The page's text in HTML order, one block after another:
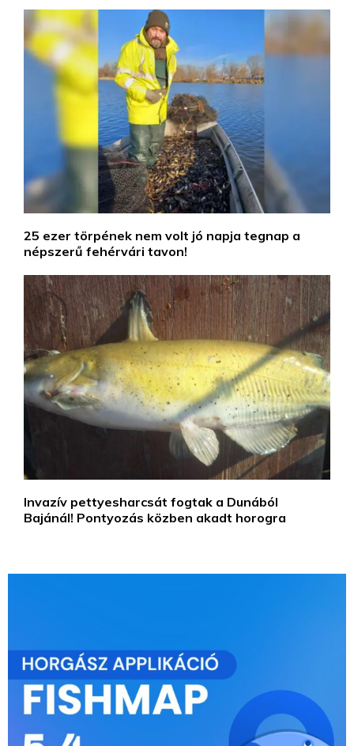
25 ezer törpének nem volt jó napja tegnap a
népszerű fehérvári tavon!
Invazív pettyesharcsát fogtak a Dunából
Bajánál! Pontyozás közben akadt horogra